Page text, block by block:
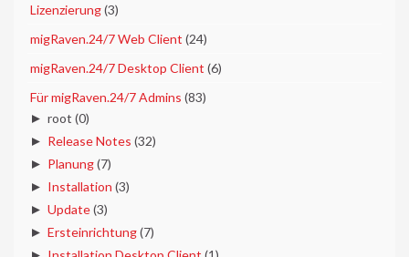
Lizenzierung(3)
migRaven.24/7 Web Client (24)
migRaven.24/7 Desktop Client (6)
Für migRaven.24/7 Admins (83)
► root (0)
► Release Notes (32)
► Planung(7)
► Installation (3)
► Update(3)
► Ersteinrichtung(7)